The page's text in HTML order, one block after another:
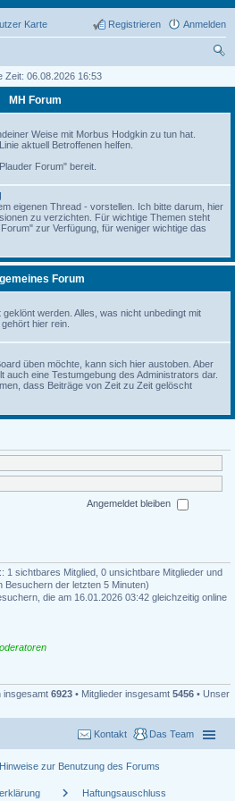
Karte Anmelden
Registrieren
Zeit: 06.08.2026 16:53
MH Forum
Weise mit Morbus Hodgkin zu tun hat.
aktuell Betroffenen helfen.
Forum" bereit.
eigenen Thread - vorstellen. Ich bitte darum, hier
zu verzichten. Für wichtige Themen steht
zur Verfügung, für weniger wichtige das
Forum
werden. Alles, was nicht unbedingt mit
hier rein.
üben möchte, kann sich hier austoben. Aber
auch eine Testumgebung des Administrators dar.
dass Beiträge von Zeit zu Zeit gelöscht
Angemeldet bleiben
1 sichtbares Mitglied, 0 unsichtbare Mitglieder und
der letzten 5 Minuten)
die am 16.01.2026 03:42 gleichzeitig online
insgesamt 6923 • Mitglieder insgesamt 5456 • Unser
Das Team
Kontakt
zur Benutzung des Forums
chevron_right Haftungsauschluss